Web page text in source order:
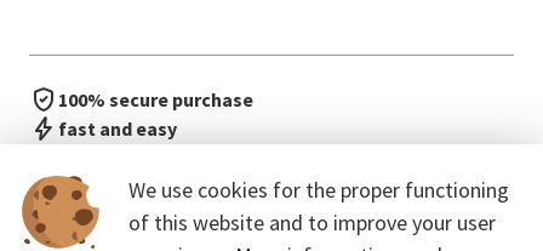
We use cookies for the proper functioning
of this website and to improve your user
100% secure purchase
fast and easy